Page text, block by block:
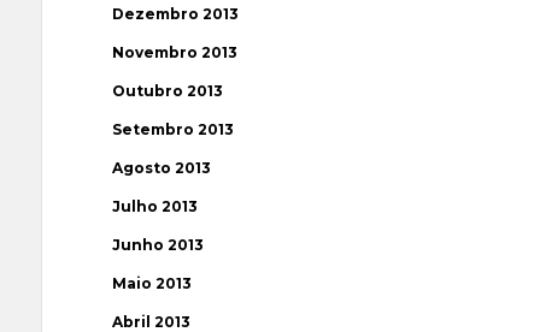
Dezembro 2013
Novembro 2013
Outubro 2013
Setembro 2013
Agosto 2013
Julho 2013
Junho 2013
Maio 2013
Abril 2013